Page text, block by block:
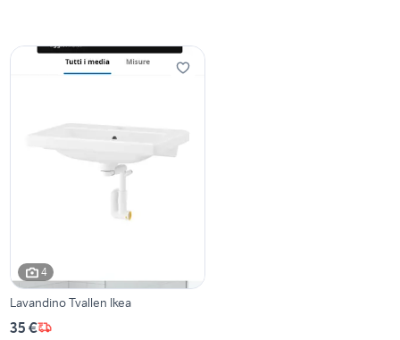
4
Lavandino Tvallen Ikea
35 €